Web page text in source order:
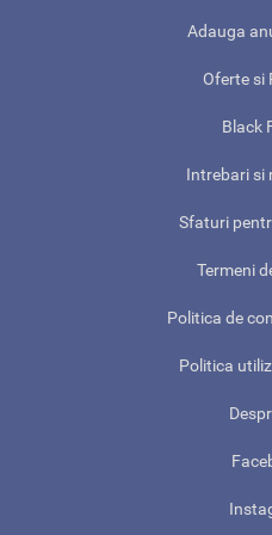
Adauga
Oferte si
Black
Intrebari si
Sfaturi
Termeni
Politica de
Politica